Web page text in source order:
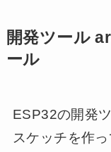
開発ツール
ール
ESP32の開発
スケッチを作